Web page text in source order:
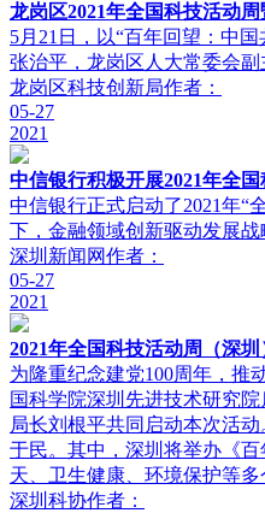
龙岗区2021年全国科技活动
5月21日，以“百年回望：中
张治平，龙岗区人大常委会副
龙岗区科技创新局作者：
05-27
2021
中信银行积极开展2021年全
中信银行正式启动了2021年“
下，金融领域创新驱动发展
深圳新闻网作者：
05-27
2021
2021年全国科技活动周（深
为隆重纪念建党100周年，推
国科学院深圳先进技术研究
局长刘根平共同启动本次活
于民。其中，深圳将举办《
天、卫生健康、环境保护等
深圳科协作者：